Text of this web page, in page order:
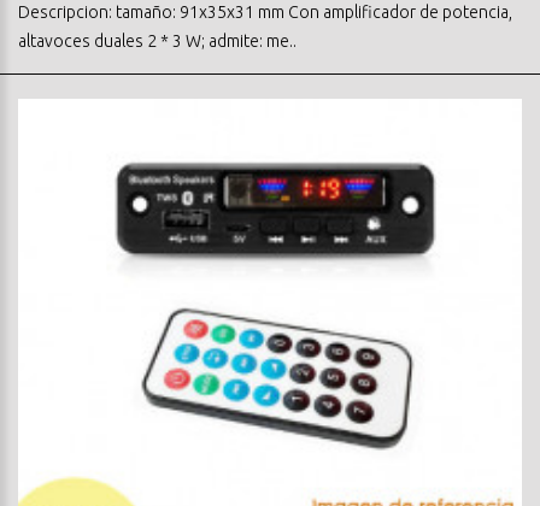
Descripcion: tamaño: 91x35x31 mm Con amplificador de potencia,
altavoces duales 2 * 3 W; admite: me..